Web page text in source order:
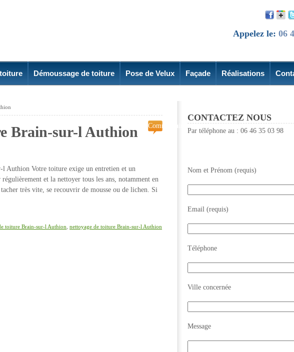
Appelez le: 06
Démoussage de toiture Pose de Velux Façade Réalisations
Brain-sur-l Authion
Commentaires
fermés
toiture
Brain-
l Authion Votre toiture exige un entretien et un
et la nettoyer tous les ans, notamment en
très vite, se recouvrir de mousse ou de lichen. Si
toiture Brain-sur-l Authion nettoyage de toiture Brain-sur-l Authion
CONTACTEZ NOUS
Par téléphone au : 06 46 35 03 98
Nom et Prénom (requis)
Email (requis)
Téléphone
Ville concernée
Message